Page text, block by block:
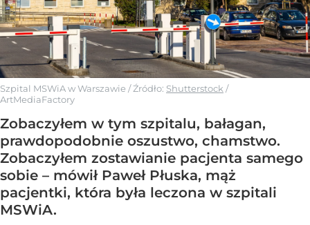
Szpital MSWiA w Warszawie / Źródło: Shutterstock /
ArtMediaFactory
Zobaczyłem w tym szpitalu, bałagan,
prawdopodobnie oszustwo, chamstwo.
Zobaczyłem zostawianie pacjenta samego
sobie – mówił Paweł Płuska, mąż
pacjentki, która była leczona w szpitali
MSWiA.